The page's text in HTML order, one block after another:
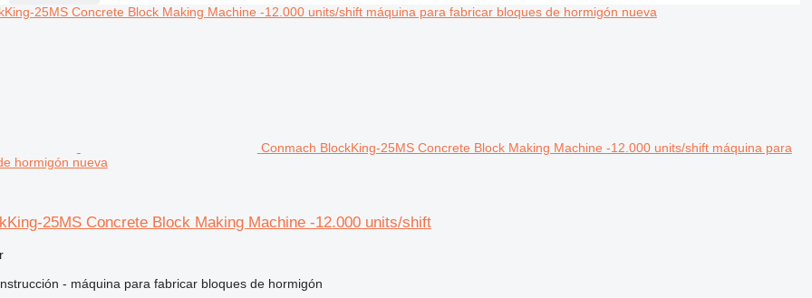
Conmach BlockKing-25MS Concrete Block Making Machine -12.000 units/shift máquina para
hormigón nueva
25MS Concrete Block Making Machine -12.000 units/shift
- máquina para fabricar bloques de hormigón